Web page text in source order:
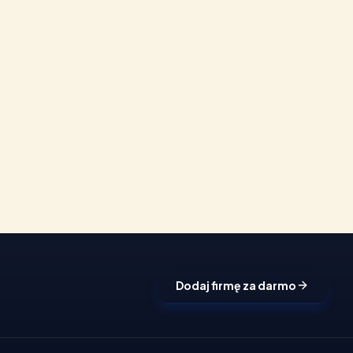
Dodaj firmę za darmo